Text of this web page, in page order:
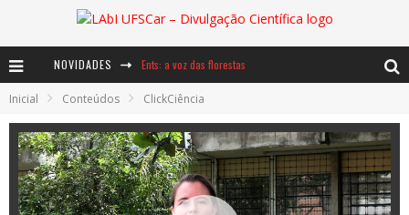
NOVIDADES Ents: a voz das florestas
Notáveis: Bertha Lutz
Baú de Histórias - A jamais imaginada aventura com os moinhos de vento
Inicial Conteúdos ClickCiência